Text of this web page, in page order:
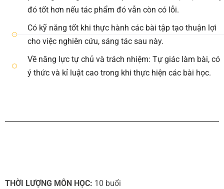
đó tốt hơn nếu tác phẩm đó vẫn còn có lỗi.
Có kỹ năng tốt khi thực hành các bài tập tạo thuận lợi
cho việc nghiên cứu, sáng tác sau này.
Về năng lực tự chủ và trách nhiệm: Tự giác làm bài, có
ý thức và kỉ luật cao trong khi thực hiện các bài học.
THỜI LƯỢNG MÔN HỌC: 10 buổi